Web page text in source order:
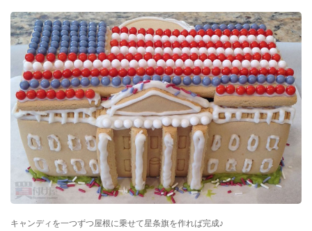
キャンディを一つずつ屋根に乗せて星条旗を作れば完成♪